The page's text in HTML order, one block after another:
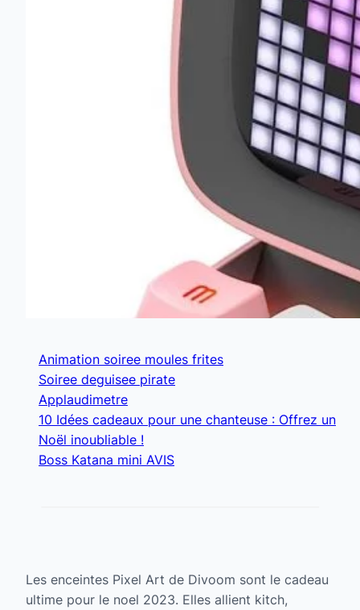
Animation soiree moules frites
Soiree deguisee pirate
Applaudimetre
10 Idées cadeaux pour une chanteuse : Offrez un
Noël inoubliable !
Boss Katana mini AVIS
Les enceintes Pixel Art de Divoom sont le cadeau
ultime pour le noel 2023. Elles allient kitch,